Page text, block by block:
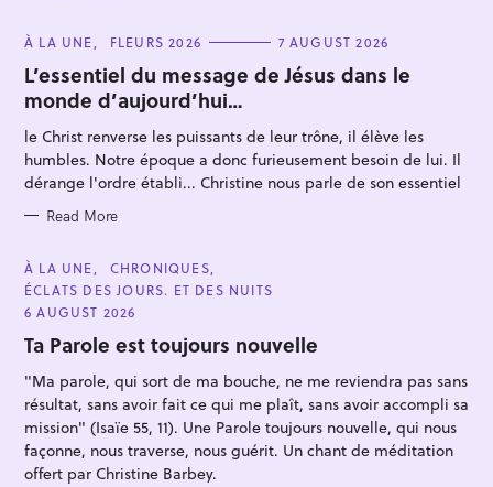
C
T
E
G
O
R
I
E
S
À LA UNE FLEURS 2026 7 AUGUST 2026
L’essentiel du message de Jésus dans le
monde d’aujourd’hui…
le Christ renverse les puissants de leur trône, il élève les
humbles. Notre époque a donc furieusement besoin de lui. Il
dérange l'ordre établi... Christine nous parle de son essentiel
Read More
C
A
T
E
O
R
E
À LA UNE
CHRONIQUES
ÉCLATS DES JOURS. ET DES NUITS
6 AUGUST 2026
Ta Parole est toujours nouvelle
"Ma parole, qui sort de ma bouche, ne me reviendra pas sans
résultat, sans avoir fait ce qui me plaît, sans avoir accompli sa
mission" (Isaïe 55, 11). Une Parole toujours nouvelle, qui nous
façonne, nous traverse, nous guérit. Un chant de méditation
offert par Christine Barbey.
a
c
f
o
: